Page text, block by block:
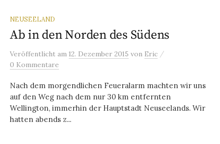
NEUSEELAND
Ab in den Norden des Südens
Veröffentlicht am 12. Dezember 2015 von Eric /
0 Kommentare
Nach dem morgendlichen Feueralarm machten wir uns
auf den Weg nach dem nur 30 km entfernten
Wellington, immerhin der Hauptstadt Neuseelands. Wir
hatten abends z...